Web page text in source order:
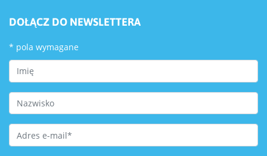
DOŁĄCZ DO NEWSLETTERA
* pola wymagane
First Name
Last Name
Email Address *